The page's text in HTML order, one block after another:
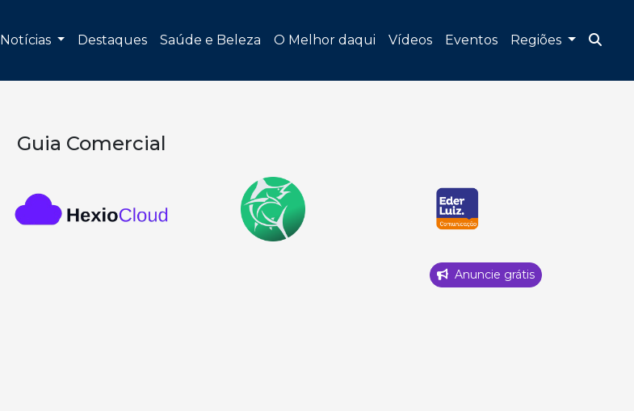
Notícias Destaques Saúde e Beleza O Melhor daqui Vídeos Eventos Regiões
Guia Comercial
Anuncie grátis